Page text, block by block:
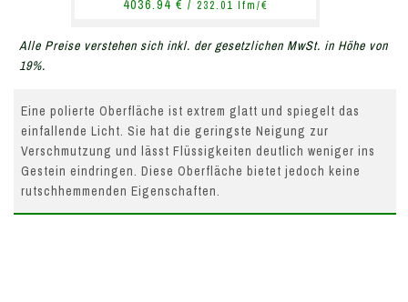
4036.94 € / 232.01 lfm/€
Alle Preise verstehen sich inkl. der gesetzlichen MwSt. in Höhe von
19%.
Eine polierte Oberfläche ist extrem glatt und spiegelt das
einfallende Licht. Sie hat die geringste Neigung zur
Verschmutzung und lässt Flüssigkeiten deutlich weniger ins
Gestein eindringen. Diese Oberfläche bietet jedoch keine
rutschhemmenden Eigenschaften.